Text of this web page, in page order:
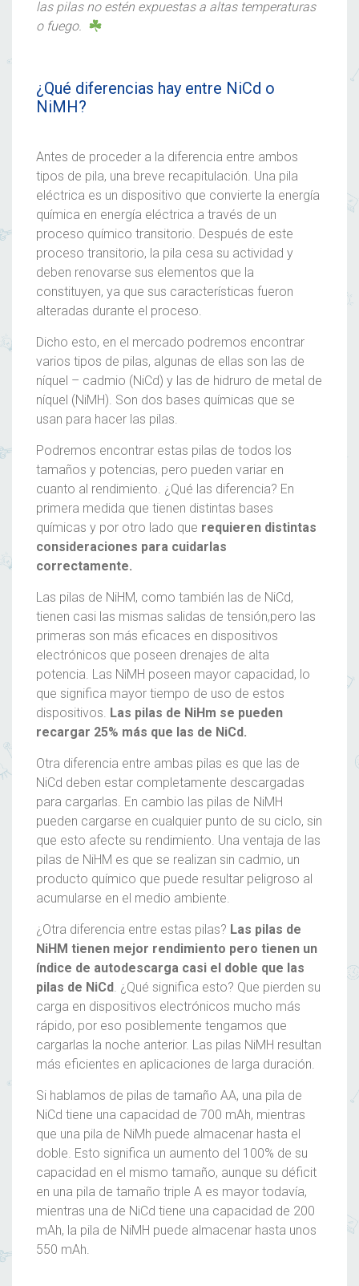
las pilas no estén expuestas a altas temperaturas
o fuego.
¿Qué diferencias hay entre NiCd o
NiMH?
Antes de proceder a la diferencia entre ambos
tipos de pila, una breve recapitulación. Una pila
eléctrica es un dispositivo que convierte la energía
química en energía eléctrica a través de un
proceso químico transitorio. Después de este
proceso transitorio, la pila cesa su actividad y
deben renovarse sus elementos que la
constituyen, ya que sus características fueron
alteradas durante el proceso.
Dicho esto, en el mercado podremos encontrar
varios tipos de pilas, algunas de ellas son las de
níquel – cadmio (NiCd) y las de hidruro de metal de
níquel (NiMH). Son dos bases químicas que se
usan para hacer las pilas.
Podremos encontrar estas pilas de todos los
tamaños y potencias, pero pueden variar en
cuanto al rendimiento. ¿Qué las diferencia? En
primera medida que tienen distintas bases
químicas y por otro lado que requieren distintas
consideraciones para cuidarlas
correctamente.
Las pilas de NiHM, como también las de NiCd,
tienen casi las mismas salidas de tensión,pero las
primeras son más eficaces en dispositivos
electrónicos que poseen drenajes de alta
potencia. Las NiMH poseen mayor capacidad, lo
que significa mayor tiempo de uso de estos
dispositivos. Las pilas de NiHm se pueden
recargar 25% más que las de NiCd.
Otra diferencia entre ambas pilas es que las de
NiCd deben estar completamente descargadas
para cargarlas. En cambio las pilas de NiMH
pueden cargarse en cualquier punto de su ciclo, sin
que esto afecte su rendimiento. Una ventaja de las
pilas de NiHM es que se realizan sin cadmio, un
producto químico que puede resultar peligroso al
acumularse en el medio ambiente.
¿Otra diferencia entre estas pilas? Las pilas de
NiHM tienen mejor rendimiento pero tienen un
índice de autodescarga casi el doble que las
pilas de NiCd. ¿Qué significa esto? Que pierden su
carga en dispositivos electrónicos mucho más
rápido, por eso posiblemente tengamos que
cargarlas la noche anterior. Las pilas NiMH resultan
más eficientes en aplicaciones de larga duración.
Si hablamos de pilas de tamaño AA, una pila de
NiCd tiene una capacidad de 700 mAh, mientras
que una pila de NiMh puede almacenar hasta el
doble. Esto significa un aumento del 100% de su
capacidad en el mismo tamaño, aunque su déficit
en una pila de tamaño triple A es mayor todavía,
mientras una de NiCd tiene una capacidad de 200
mAh, la pila de NiMH puede almacenar hasta unos
550 mAh.